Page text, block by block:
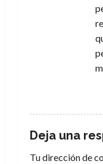
Deja una
Tu dirección de